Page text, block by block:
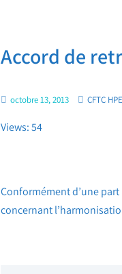
Accord de
octobre 13, 2013 CFTC HPE
Views: 54
Conformément d’une part
concernant